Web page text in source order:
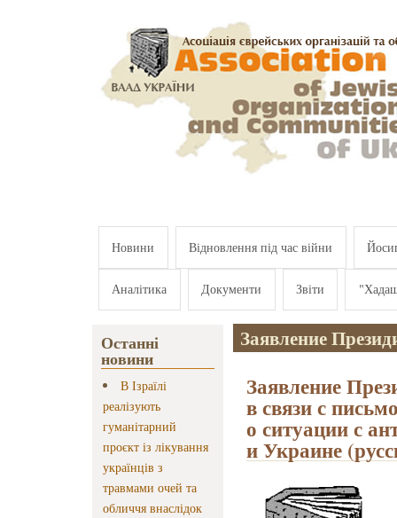
Новини Відновлення під час війни
Аналітика Документи Звіти
Останні
новини
В Ізраїлі
реалізують
гуманітарний
проєкт із лікування
українців з
травмами очей та
обличчя внаслідок
Заявление
Заявление
в связи с
о ситуации с
и Украине